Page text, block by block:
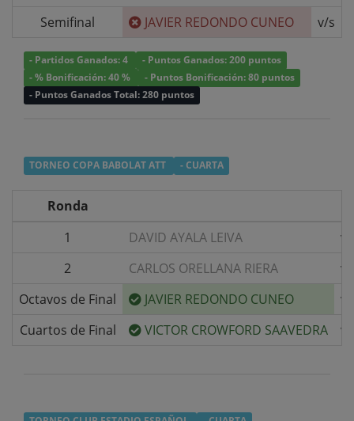
Semifinal
JAVIER REDONDO CUNEO v/s
- Partidos Ganados: 4
- Puntos Ganados: 200 puntos
- % Bonificación: 40 %
- Puntos Bonificación: 80 puntos
- Puntos Ganados Total: 280 puntos
TORNEO COPA BABOLAT ATT - CUARTA
Ronda
1
DAVID AYALA LEIVA
2
CARLOS ORELLANA RIERA
Octavos de Final
JAVIER REDONDO CUNEO
Cuartos de Final
VICTOR CROWFORD SAAVEDRA